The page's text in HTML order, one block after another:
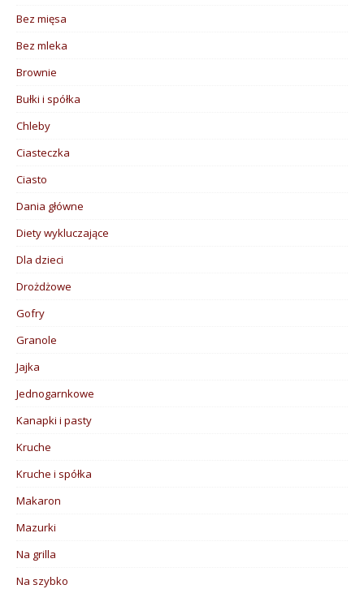
Bez mięsa
Bez mleka
Brownie
Bułki i spółka
Chleby
Ciasteczka
Ciasto
Dania główne
Diety wykluczające
Dla dzieci
Drożdżowe
Gofry
Granole
Jajka
Jednogarnkowe
Kanapki i pasty
Kruche
Kruche i spółka
Makaron
Mazurki
Na grilla
Na szybko